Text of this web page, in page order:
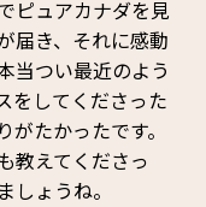
ピュアカナダを見
届き、それに感動
当つい最近のよう
をしてくださった
たかったです。
教えてくださっ
ょうね。